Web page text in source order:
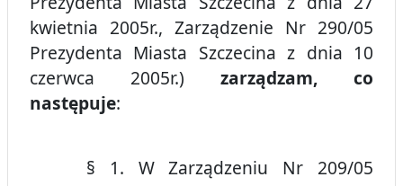
kwietnia 2005r., Zarządzenie Nr 290/05
Prezydenta Miasta Szczecina z dnia 10
czerwca 2005r.) zarządzam, co
następuje:
§ 1. W Zarządzeniu Nr 209/05